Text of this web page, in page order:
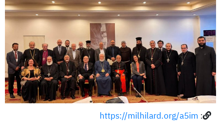
:
https://milhilard.org/a5im